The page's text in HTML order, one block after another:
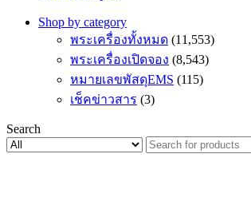
Shop by category
พระเครื่องทั้งหมด (11,553)
พระเครื่องเปิดจอง (8,543)
หมายเลขพัสดุEMS (115)
เช็คข่าวสาร (3)
Search